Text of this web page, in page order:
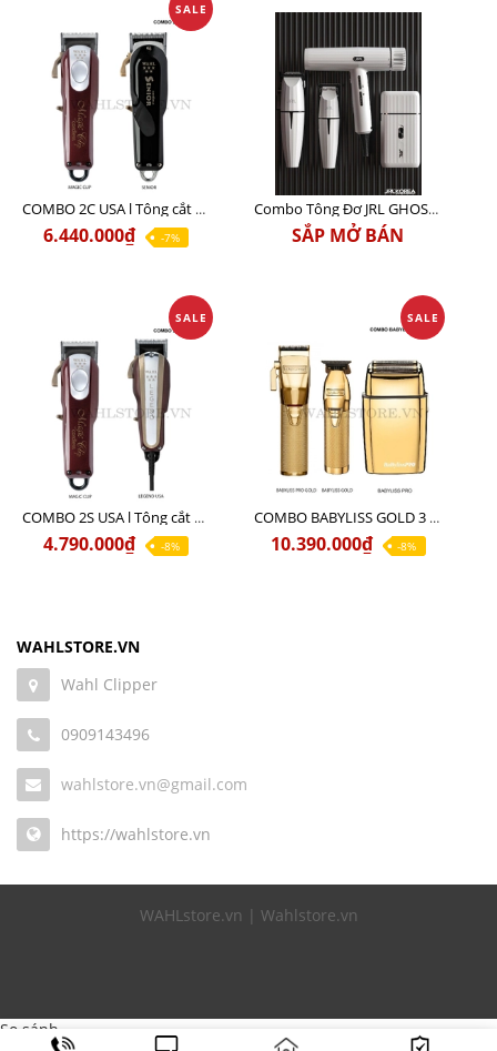
SALE
COMBO 2C USA l Tông cắt Senior + Tông cắt Magic clip
6.440.000₫ -7%
Combo Tông Đơ JRL GHOST 3 Limited Edition Chính Hãng USA
SẮP MỞ BÁN
SALE
COMBO 2S USA l Tông cắt LEGEND USA CÓ DÂY 220V + Tông pin MAGIC CLIP
4.790.000₫ -8%
SALE
COMBO BABYLISS GOLD 3 cao cấp chính hãng
10.390.000₫ -8%
WAHLSTORE.VN
Wahl Clipper
0909143496
wahlstore.vn@gmail.com
https://wahlstore.vn
WAHLstore.vn | Wahlstore.vn
So sánh